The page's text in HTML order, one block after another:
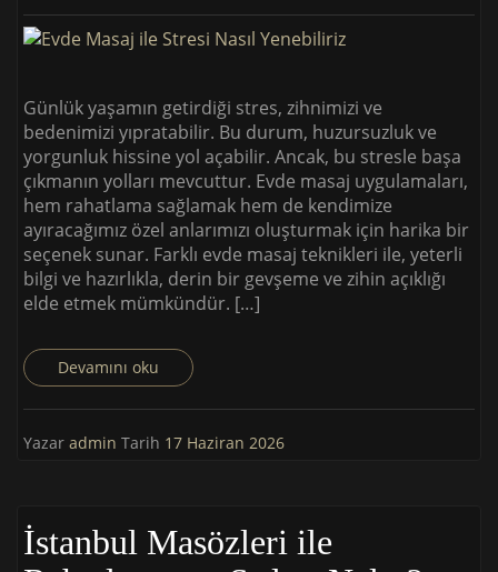
Günlük yaşamın getirdiği stres, zihnimizi ve
bedenimizi yıpratabilir. Bu durum, huzursuzluk ve
yorgunluk hissine yol açabilir. Ancak, bu stresle başa
çıkmanın yolları mevcuttur. Evde masaj uygulamaları,
hem rahatlama sağlamak hem de kendimize
ayıracağımız özel anlarımızı oluşturmak için harika bir
seçenek sunar. Farklı evde masaj teknikleri ile, yeterli
bilgi ve hazırlıkla, derin bir gevşeme ve zihin açıklığı
elde etmek mümkündür. […]
Devamını oku
Yazar admin Tarih 17 Haziran 2026
İstanbul Masözleri ile